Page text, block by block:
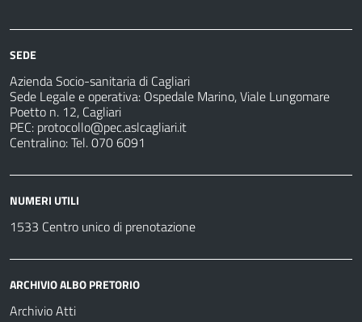
sanitarie
fare
SEDE
Azienda Socio-sanitaria di Cagliari
Sede Legale e operativa: Ospedale Marino, Viale Lungomare
Poetto n. 12, Cagliari
PEC: protocollo@pec.aslcagliari.it
Centralino: Tel. 070 6091
NUMERI UTILI
1533 Centro unico di prenotazione
ARCHIVIO ALBO PRETORIO
Archivio Atti